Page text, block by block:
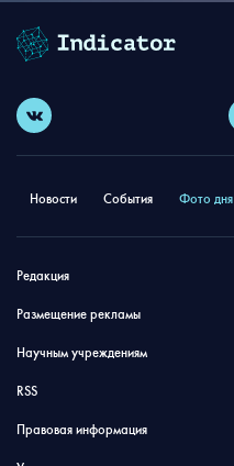
Новости События Фото дня
Редакция
Размещение рекламы
Научным учреждениям
RSS
Правовая информация